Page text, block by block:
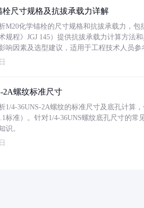
栓尺寸规格及抗拔承载力详解
M20化学锚栓的尺寸规格和抗拔承载力，
规程》JGJ 145）提供抗拔承载力计算方法
响因素及选型建议，适用于工程技术人员参
2A螺纹标准尺寸
1/4-36UNS-2A螺纹的标准尺寸及底孔计算
标准）。针对1/4-36UNS螺纹底孔尺寸的
识。